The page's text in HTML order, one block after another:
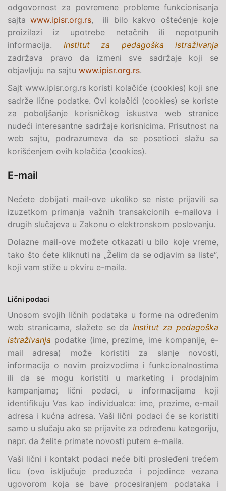
odgovornost za povremene probleme funkcionisanja
sajtawww.ipisr.org.rs, ili bilo kakvo oštećenje koje
proizilazi iz upotrebe netačnih ili nepotpunih
informacija. Institut za pedagoška istraživanja
zadržava pravo da izmeni sve sadržaje koji se
objavljuju na sajtu www.ipisr.org.rs.
Sajt www.ipisr.org.rs koristi kolačiće (cookies) koji sne
sadrže lične podatke. Ovi kolačići (cookies) se koriste
za poboljšanje korisničkog iskustva web stranice
nudeći interesantne sadržaje korisnicima. Prisutnost na
web sajtu, podrazumeva da se posetioci slažu sa
korišćenjem ovih kolačića (cookies).
E-mail
Nećete dobijati mail-ove ukoliko se niste prijavili sa
izuzetkom primanja važnih transakcionih e-mailova i
drugih slučajeva u Zakonu o elektronskom poslovanju.
Dolazne mail-ove možete otkazati u bilo koje vreme,
tako što ćete kliknuti na „Želim da se odjavim sa liste“,
koji vam stiže u okviru e-maila.
Lični podaci
Unosom svojih ličnih podataka u forme na određenim
web stranicama, slažete se daInstitut za pedagoška
istraživanja podatke (ime, prezime, ime kompanije, e-
mail adresa) može koristiti za slanje novosti,
informacija o novim proizvodima i funkcionalnostima
ili da se mogu koristiti u marketing i prodajnim
kampanjama; lični podaci, u informacijama koji
identifikuju Vas kao individualca: ime, prezime, e-mail
adresa i kućna adresa. Vaši lični podaci će se koristiti
samo u slučaju ako se prijavite za određenu kategoriju,
napr. da želite primate novosti putem e-maila.
Vaši lični i kontakt podaci neće biti prosleđeni trećem
licu (ovo isključuje preduzeća i pojedince vezana
ugovorom koja se bave procesiranjem podataka i